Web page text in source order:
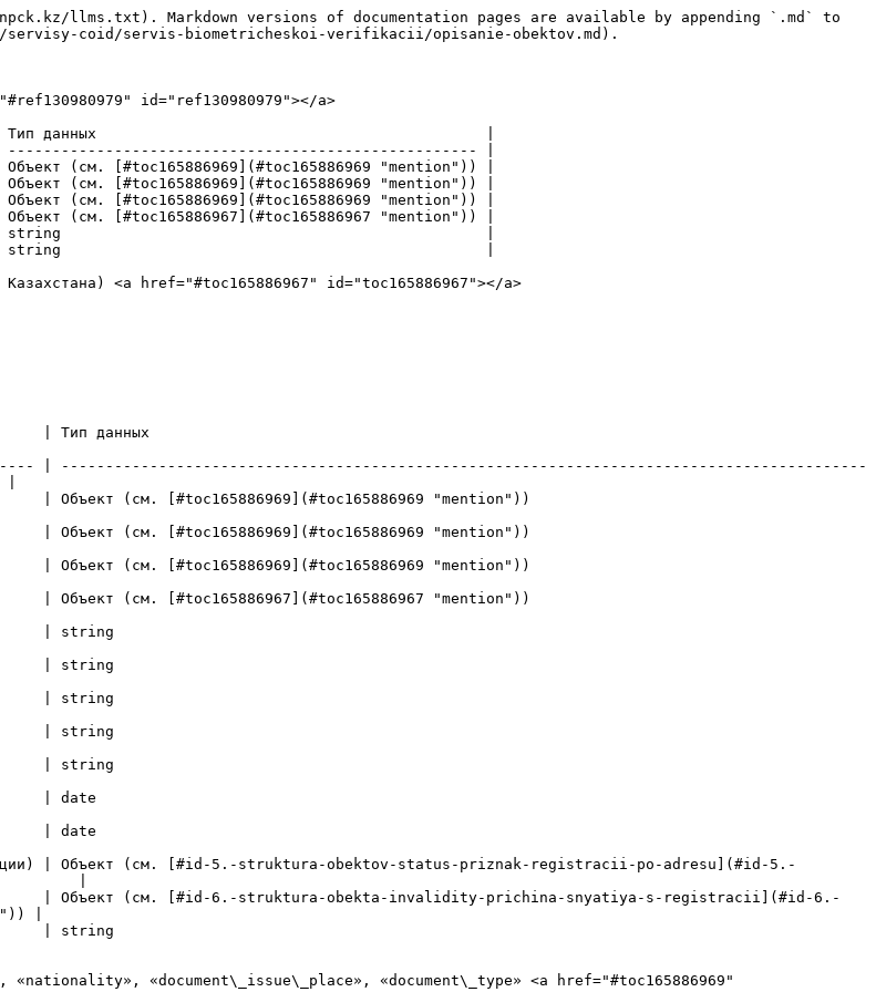
llms.txt). Markdown versions of documentation pages are available by appending `.md` to
coid/servis-biometricheskoi-verifikacii/opisanie-obektov.md).
id="ref130980979"></a>
данных                                            |
|
[#toc165886969](#toc165886969 "mention")) |
[#toc165886969](#toc165886969 "mention")) |
[#toc165886969](#toc165886969 "mention")) |
(см. [#toc165886967](#toc165886967 "mention")) |
| string                                                |
регистра | string                                                |
<a href="#toc165886967" id="toc165886967"></a>
Тип данных
| -------------------------------------------------------------------------------------------
(см. [#toc165886969](#toc165886969 "mention"))
(см. [#toc165886969](#toc165886969 "mention"))
(см. [#toc165886969](#toc165886969 "mention"))
| Объект (см. [#toc165886967](#toc165886967 "mention"))
| string
| string
| string
| string
| string
| date
| date
| Объект (см. [#id-5.-struktura-obektov-status-priznak-registracii-po-adresu](#id-5.-
|
| Объект (см. [#id-6.-struktura-obekta-invalidity-prichina-snyatiya-s-registracii](#id-6.-
|
| string
«document\_issue\_place», «document\_type» <a href="#toc165886969"